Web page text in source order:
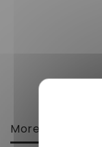
More info